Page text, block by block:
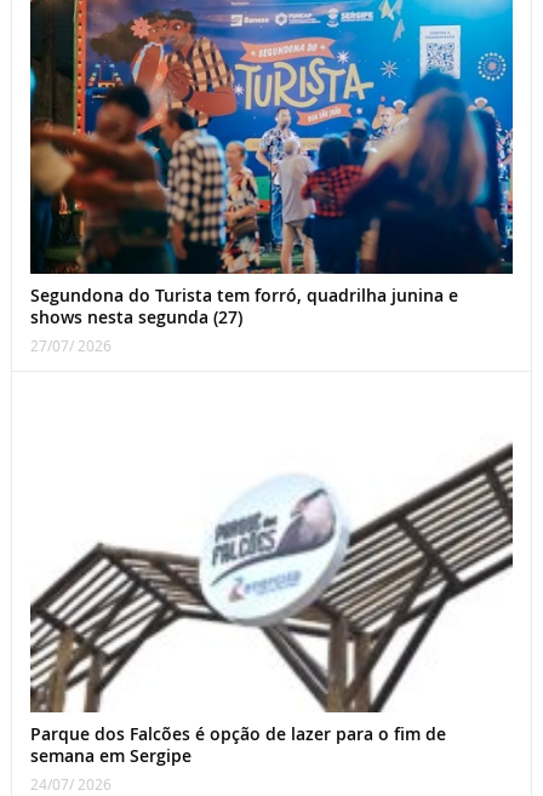
Segundona do Turista tem forró, quadrilha junina e
shows nesta segunda (27)
27/07/ 2026
Parque dos Falcões é opção de lazer para o fim de
semana em Sergipe
24/07/ 2026